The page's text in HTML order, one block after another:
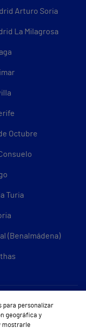
Arturo Soria
La Milagrosa
Octubre
Turia
(Benalmádena)
para personalizar
geográfica y
mostrarle